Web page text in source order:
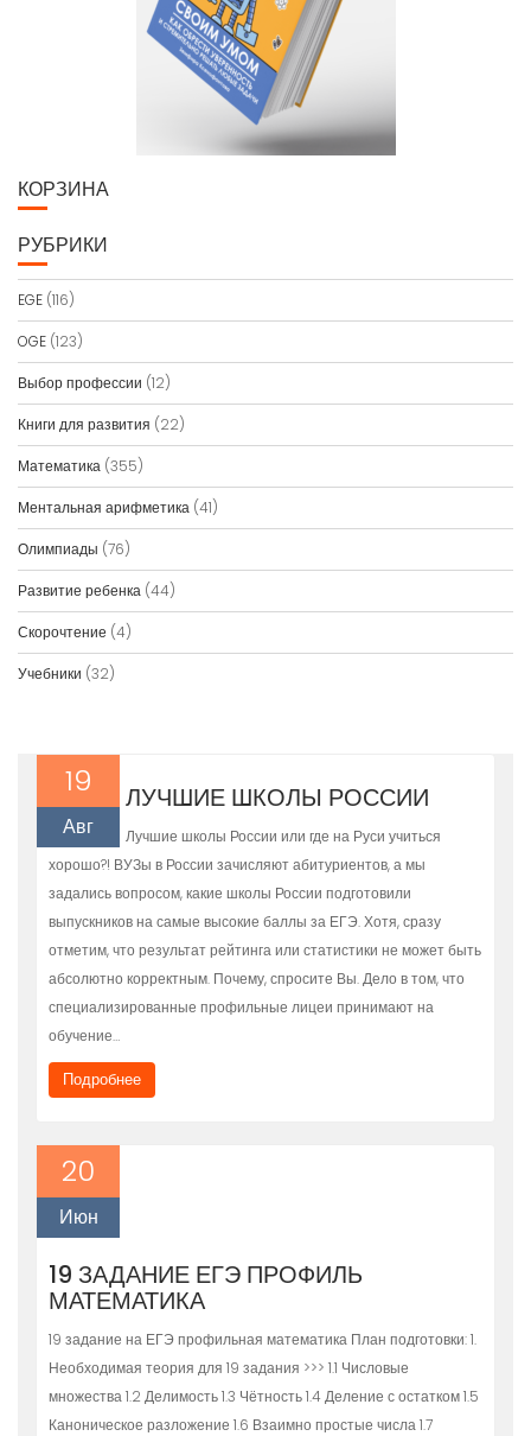
КОРЗИНА
РУБРИКИ
EGE (116)
OGE (123)
Выбор профессии (12)
Книги для развития (22)
Математика (355)
Ментальная арифметика (41)
Олимпиады (76)
Развитие ребенка (44)
Скорочтение (4)
Учебники (32)
19
Авг
ЛУЧШИЕ ШКОЛЫ РОССИИ
Лучшие школы России или где на Руси учиться
хорошо?! ВУЗы в России зачисляют абитуриентов, а мы
задались вопросом, какие школы России подготовили
выпускников на самые высокие баллы за ЕГЭ. Хотя, сразу
отметим, что результат рейтинга или статистики не может быть
абсолютно корректным. Почему, спросите Вы. Дело в том, что
специализированные профильные лицеи принимают на
обучение…
Подробнее
20
Июн
19 ЗАДАНИЕ ЕГЭ ПРОФИЛЬ
МАТЕМАТИКА
19 задание на ЕГЭ профильная математика План подготовки: 1.
Необходимая теория для 19 задания >>> 1.1 Числовые
множества 1.2 Делимость 1.3 Чётность 1.4 Деление с остатком 1.5
Каноническое разложение 1.6 Взаимно простые числа 1.7